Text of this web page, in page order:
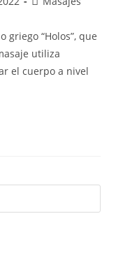
“Holos”, que
utiliza
el cuerpo a nivel